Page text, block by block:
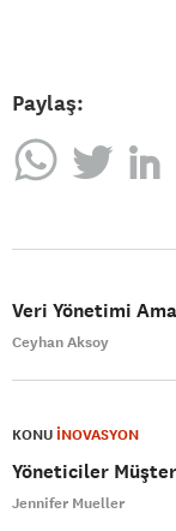
Paylaş:
Veri Yönetimi
Ceyhan Aksoy
KONU İNOVASYON
Yöneticiler
Jennifer Mueller